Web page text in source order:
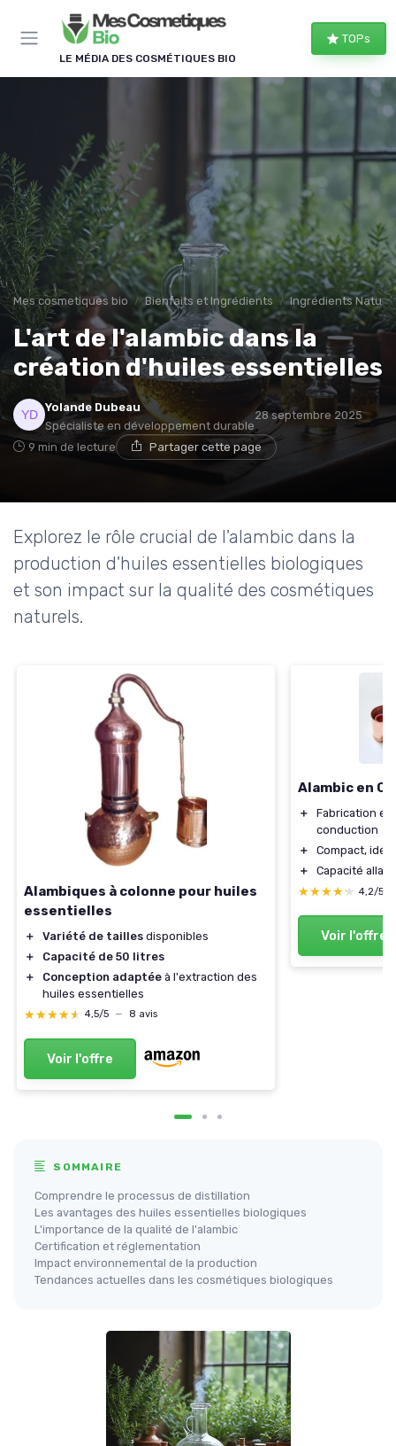
LE MÉDIA DES COSMÉTIQUES BIO
TOPs
Mes cosmetiques bio Bienfaits et Ingrédients Ingrédients
L'art de l'alambic dans la
création d'huiles essentielles
Yolande Dubeau
Spécialiste en développement durable
28 septembre 2025
9 min de lecture Partager cette page
Explorez le rôle crucial de l'alambic dans la
production d'huiles essentielles biologiques
et son impact sur la qualité des cosmétiques
naturels.
Alambiques à colonne pour huiles
essentielles
＋ Variété de tailles disponibles
＋
Capacité de 50 litres
＋
Conception adaptée à l'extraction des
huiles essentielles
★★★★★
★★★★★ 4,5/5 — 8 avis
Voir l'offre
Alambic en
＋
Fabrication en
conduction
＋
Compact,
＋
Capacité
★★★★★
★★★★★ 4,2/5
Voir l'offre
SOMMAIRE
Comprendre le processus de distillation
Les avantages des huiles essentielles biologiques
L'importance de la qualité de l'alambic
Certification et réglementation
Impact environnemental de la production
Tendances actuelles dans les cosmétiques biologiques
Panneau de gestion des cookies